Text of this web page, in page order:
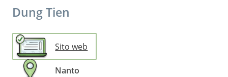
Dung Tien
Sito web
Nanto